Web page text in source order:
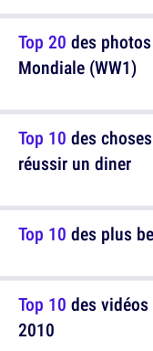
Top 10 des
réussir un diner
Top 10 des
2010
Top 20 des
Mondiale (WW1)
Top 10 des plus